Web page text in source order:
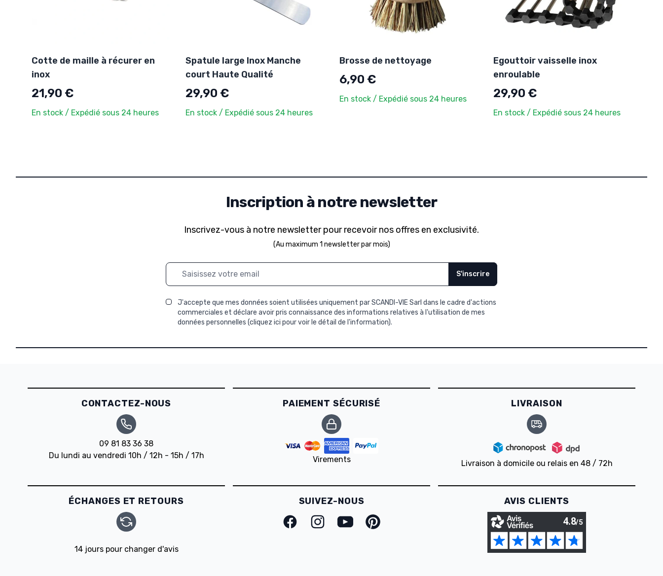
Cotte de maille à récurer en
inox
21,90 €
En stock / Expédié sous 24 heures
Spatule large Inox Manche
court Haute Qualité
29,90 €
En stock / Expédié sous 24 heures
Brosse de nettoyage
6,90 €
En stock / Expédié sous 24 heures
Egouttoir vaisselle inox
enroulable
29,90 €
En stock / Expédié sous 24 heures
Inscription à notre newsletter
Inscrivez-vous à notre newsletter pour recevoir nos offres en exclusivité.
(Au maximum 1 newsletter par mois)
Adresse mail
S'inscrire
J'accepte que mes données soient utilisées uniquement par SCANDI-VIE Sarl dans le cadre d'actions
commerciales et déclare avoir pris connaissance des informations relatives à l'utilisation de mes
données personnelles (cliquez ici pour voir le détail de l'information).
CONTACTEZ-NOUS
09 81 83 36 38
Du lundi au vendredi 10h / 12h - 15h / 17h
PAIEMENT SÉCURISÉ
Virements
LIVRAISON
Livraison à domicile ou relais en 48 / 72h
ÉCHANGES ET RETOURS
14 jours pour changer d'avis
SUIVEZ-NOUS
FacebookInstagramYoutubePinterest
AVIS CLIENTS